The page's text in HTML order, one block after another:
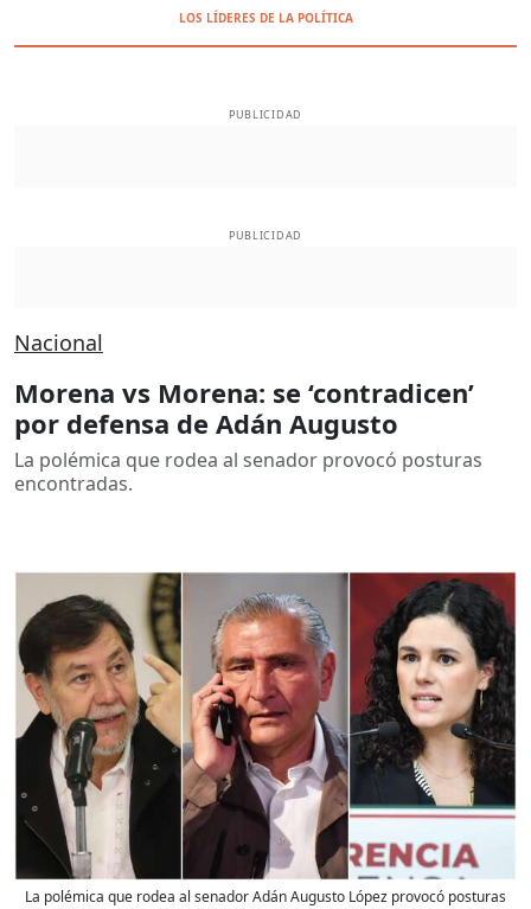
LOS LÍDERES DE LA POLÍTICA
PUBLICIDAD
PUBLICIDAD
Nacional
Morena vs Morena: se ‘contradicen’
por defensa de Adán Augusto
La polémica que rodea al senador provocó posturas
encontradas.
La polémica que rodea al senador Adán Augusto López provocó posturas